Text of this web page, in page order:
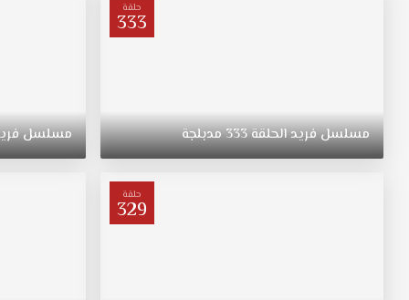
حلقة
333
مسلسلفريدالحلقة333مدبلجة مسلسل
حلقة
329